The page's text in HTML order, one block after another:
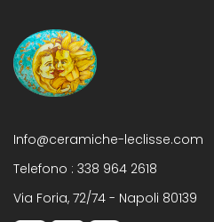
Info@ceramiche-leclisse.com
Telefono : 338 964 2618
Via Foria, 72/74 - Napoli 80139